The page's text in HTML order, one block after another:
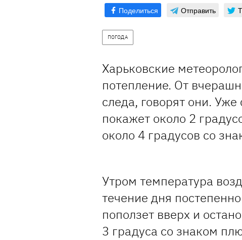
Поделиться Отправить
ПОГОДА
Харьковские
потепление. От
следа, говорят они.
покажет около 2
около 4 градусов со
Утром температура
течение дня
поползет вверх и
3 градуса со знаком